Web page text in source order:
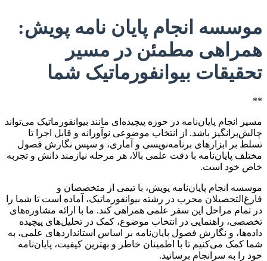
موسسه انجام پایان نامه پویش:
همراهی مطمئن در مسیر
تحقیقات بیوانفورماتیک شما
**
مسیر انجام پایان‌نامه در حوزه پیچیده‌ای مانند بیوانفورماتیک می‌تواند
چالش‌برانگیز باشد. از انتخاب موضوعی نوآورانه و قابل اجرا تا
تسلط بر ابزارهای برنامه‌نویسی و آماری، و سپس نگارش فصول
مختلف پایان‌نامه با دقت علمی بالا، هر مرحله نیازمند دانش و تجربه
خاص خود است.
موسسه انجام پایان‌نامه پویش، با تیمی از متخصصان و
فارغ‌التحصیلان مجرب در رشته بیوانفورماتیک، آماده است تا شما را
در تمام مراحل این سفر علمی همراهی کند. ما با ارائه مشاوره‌های
تخصصی، راهنمایی در انتخاب موضوع، کمک در تحلیل‌های پیچیده
داده‌ها، و نگارش فصول پایان‌نامه بر اساس استانداردهای علمی، به
شما کمک می‌کنیم تا با اطمینان خاطر و بهترین کیفیت، پایان‌نامه
خود را به سرانجام برسانید.